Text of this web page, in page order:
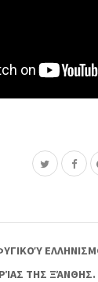
ΤΗΣ ΞΆΝΘΗΣ.